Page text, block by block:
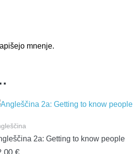
mnenje.
2a: Getting to know people